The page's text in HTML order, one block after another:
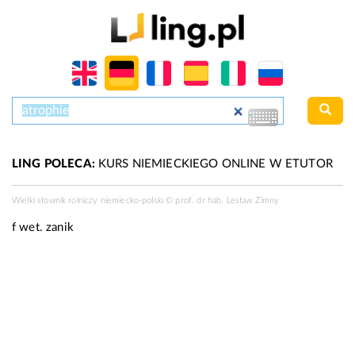
LING POLECA:KURS NIEMIECKIEGO ONLINE W ETUTOR
Wielki słownik rolniczy niemiecko-polski © prof. dr hab. Lesław Zimny
f wet. zanik